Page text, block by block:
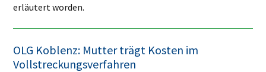
erläutert worden.
OLG Koblenz: Mutter trägt Kosten im
Vollstreckungsverfahren